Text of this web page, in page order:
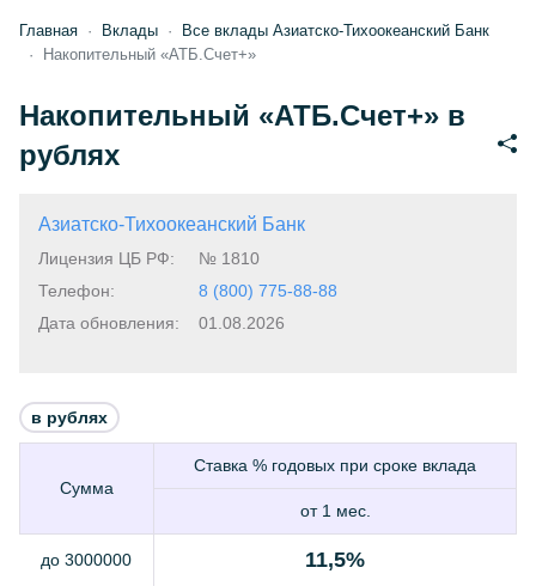
Главная Вклады
Все вклады Азиатско-Тихоокеанский Банк
Накопительный «АТБ.Счет+»
Накопительный «АТБ.Счет+» в
рублях
Азиатско-Тихоокеанский Банк
Лицензия ЦБ РФ:
№ 1810
Телефон:
8 (800) 775-88-88
Дата обновления:
01.08.2026
в рублях
Сумма
Ставка % годовых при сроке вклада
от 1 мес.
до 3000000 11,5%